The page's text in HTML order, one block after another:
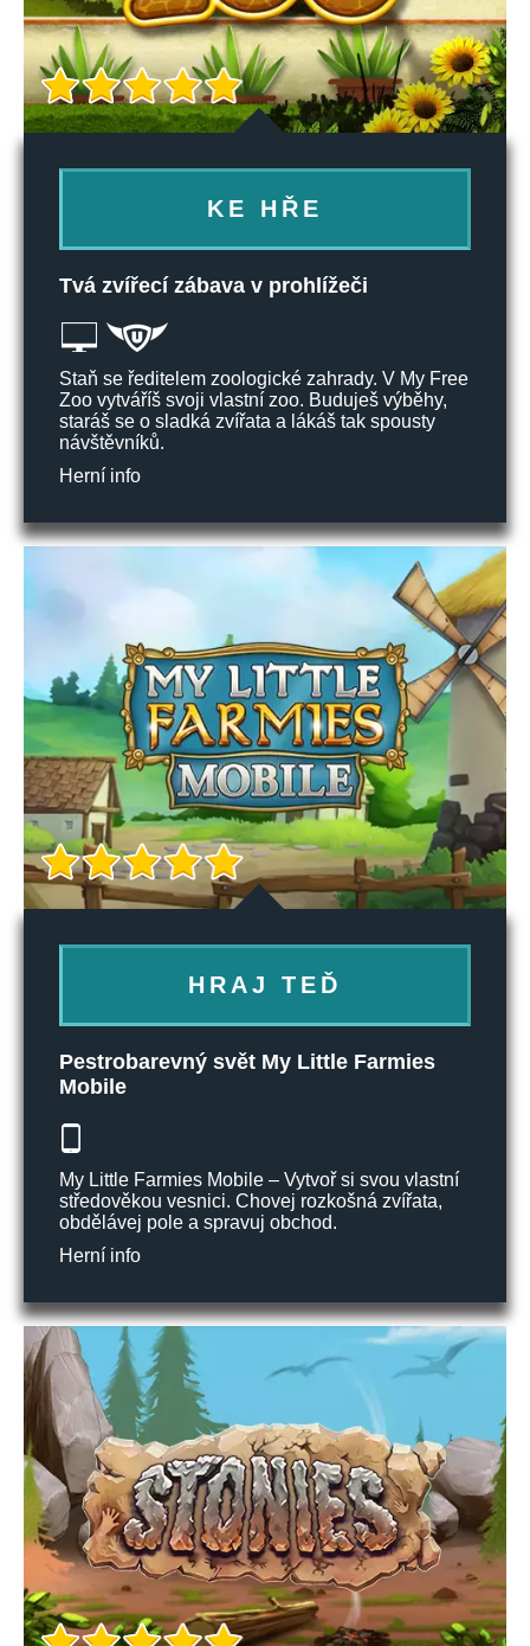
KE HŘE
Tvá zvířecí zábava v prohlížeči
Staň se ředitelem zoologické zahrady. V My Free
Zoo vytváříš svoji vlastní zoo. Buduješ výběhy,
staráš se o sladká zvířata a lákáš tak spousty
návštěvníků.
Herní info
HRAJ TEĎ
Pestrobarevný svět My Little Farmies
Mobile
My Little Farmies Mobile – Vytvoř si svou vlastní
středověkou vesnici. Chovej rozkošná zvířata,
obdělávej pole a spravuj obchod.
Herní info